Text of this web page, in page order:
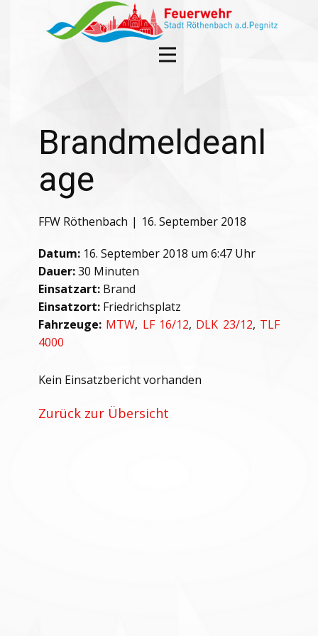
Brandmeldeanl
age
FFW Röthenbach 16. September 2018
Datum: 16. September 2018 um 6:47 Uhr
Dauer:30 Minuten
Einsatzart: Brand
Einsatzort: Friedrichsplatz
Fahrzeuge: MTW, LF 16/12, DLK 23/12, TLF
4000
Kein Einsatzbericht vorhanden
Zurück zur Übersicht